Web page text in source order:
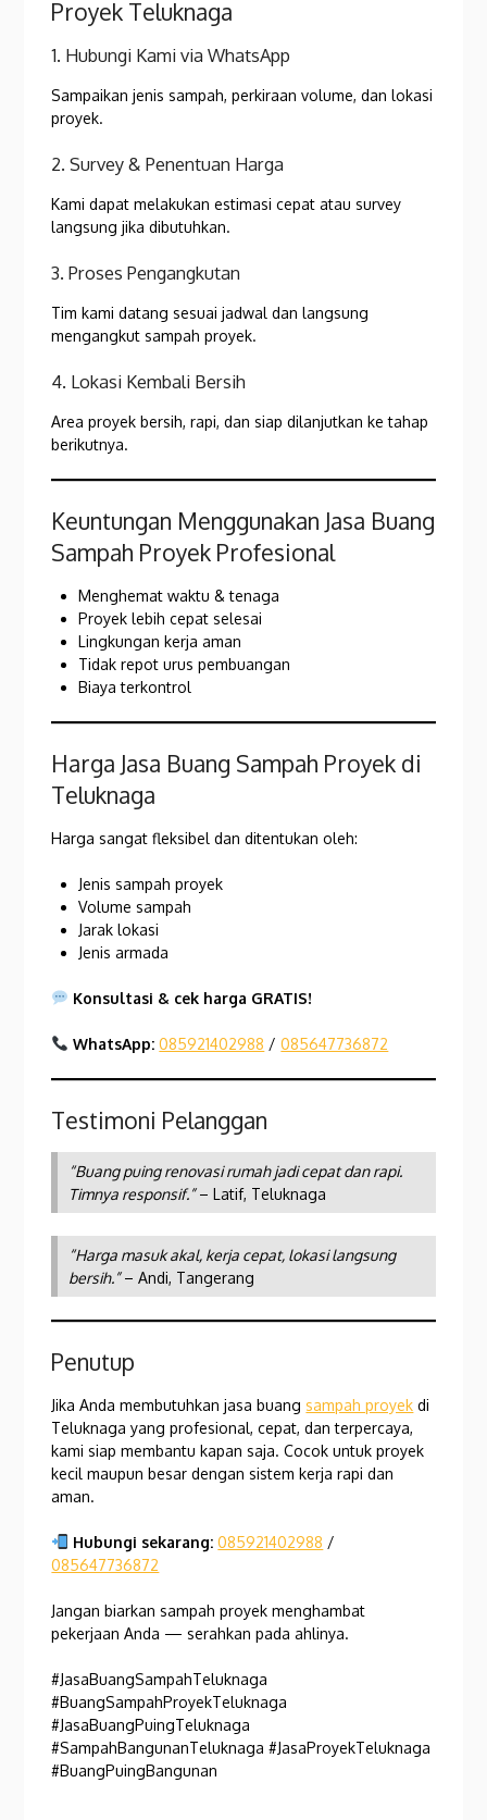
Proyek Teluknaga
1. Hubungi Kami via WhatsApp
Sampaikan jenis sampah, perkiraan volume, dan lokasi
proyek.
2. Survey & Penentuan Harga
Kami dapat melakukan estimasi cepat atau survey
langsung jika dibutuhkan.
3. Proses Pengangkutan
Tim kami datang sesuai jadwal dan langsung
mengangkut sampah proyek.
4. Lokasi Kembali Bersih
Area proyek bersih, rapi, dan siap dilanjutkan ke tahap
berikutnya.
Keuntungan Menggunakan Jasa Buang
Sampah Proyek Profesional
Menghemat waktu & tenaga
Proyek lebih cepat selesai
Lingkungan kerja aman
Tidak repot urus pembuangan
Biaya terkontrol
Harga Jasa Buang Sampah Proyek di
Teluknaga
Harga sangat fleksibel dan ditentukan oleh:
Jenis sampah proyek
Volume sampah
Jarak lokasi
Jenis armada
Konsultasi & cek harga GRATIS!
WhatsApp: 085921402988 /085647736872
Testimoni Pelanggan
“Buang puing renovasi rumah jadi cepat dan rapi.
Timnya responsif.”– Latif, Teluknaga
“Harga masuk akal, kerja cepat, lokasi langsung
bersih.”– Andi, Tangerang
Penutup
Jika Anda membutuhkan jasa buangsampah proyek di
Teluknaga yang profesional, cepat, dan terpercaya,
kami siap membantu kapan saja. Cocok untuk proyek
kecil maupun besar dengan sistem kerja rapi dan
aman.
Hubungi sekarang: 085921402988 /
085647736872
Jangan biarkan sampah proyek menghambat
pekerjaan Anda — serahkan pada ahlinya.
#JasaBuangSampahTeluknaga
#BuangSampahProyekTeluknaga
#JasaBuangPuingTeluknaga
#SampahBangunanTeluknaga #JasaProyekTeluknaga
#BuangPuingBangunan